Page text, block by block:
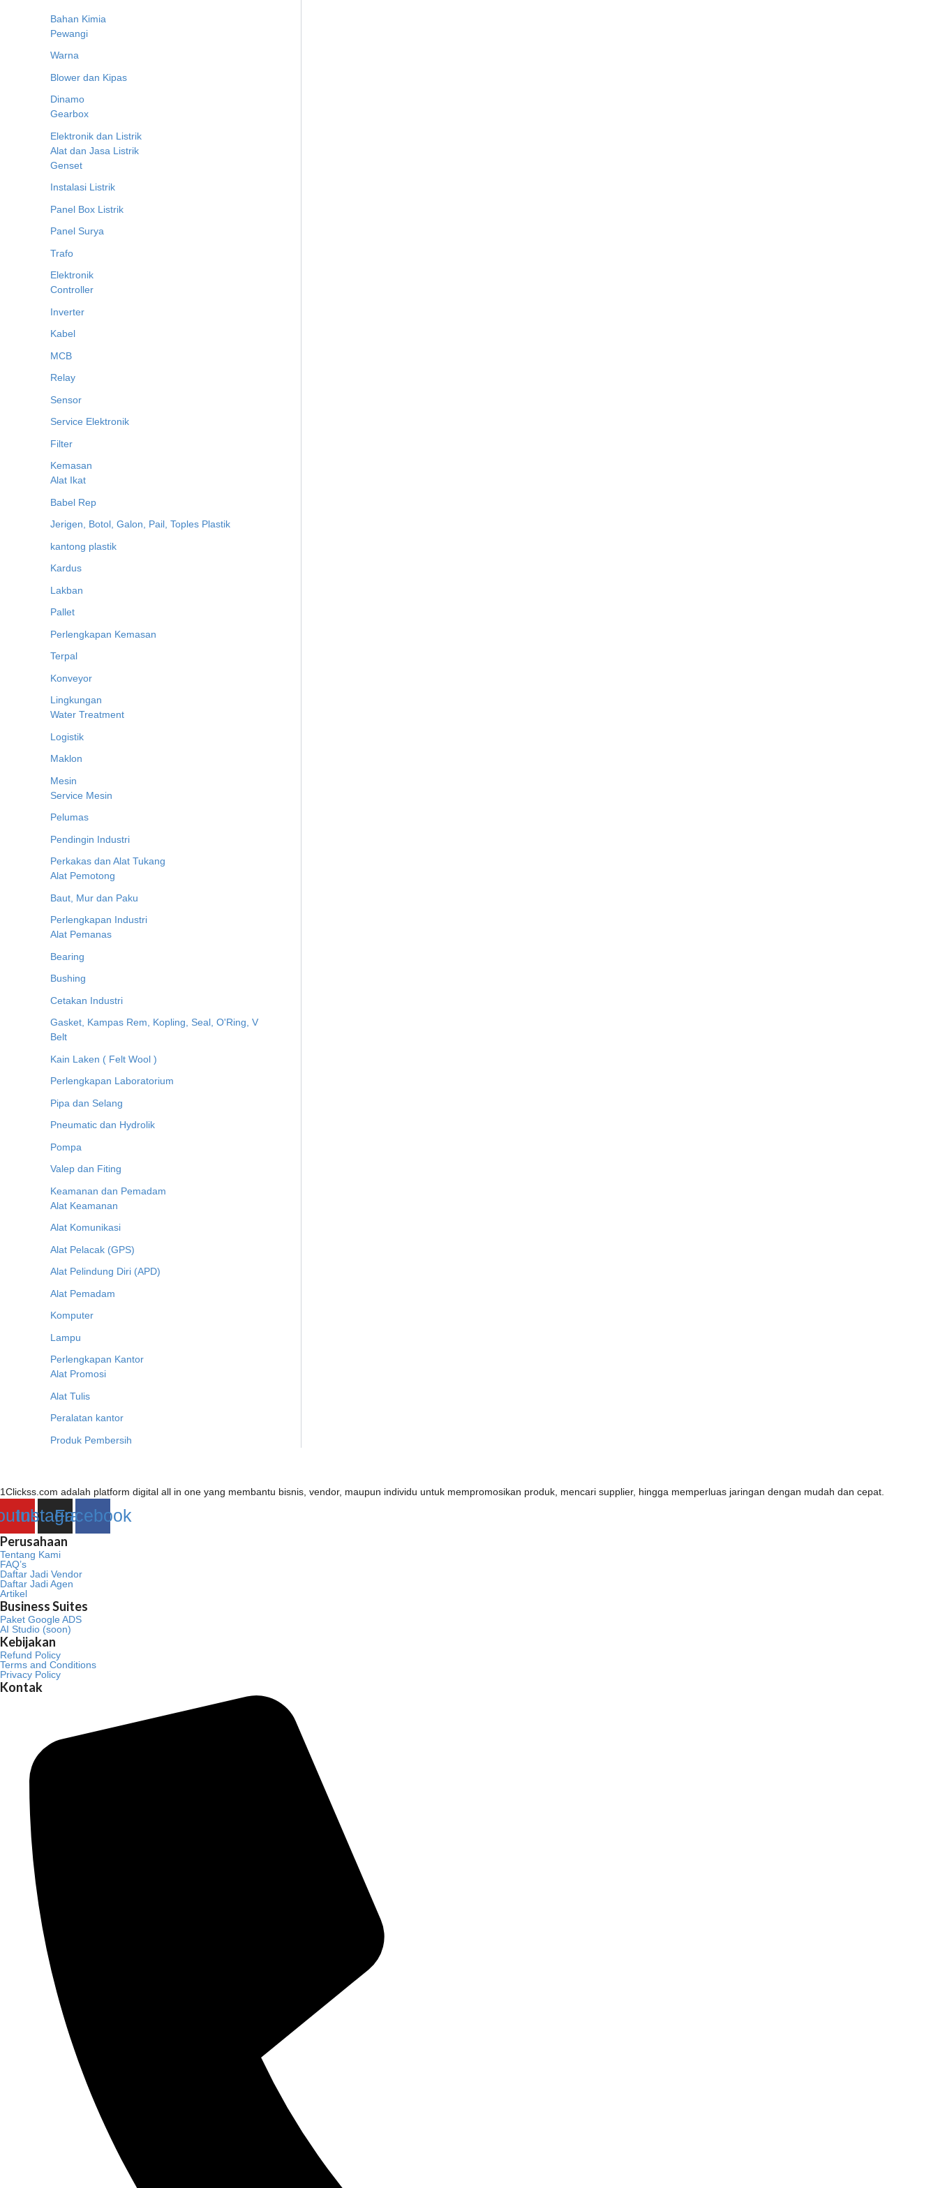
Bahan Kimia
Pewangi
Warna
Blower dan Kipas
Dinamo
Gearbox
Elektronik dan Listrik
Alat dan Jasa Listrik
Genset
Instalasi Listrik
Panel Box Listrik
Panel Surya
Trafo
Elektronik
Controller
Inverter
Kabel
MCB
Relay
Sensor
Service Elektronik
Filter
Kemasan
Alat Ikat
Babel Rep
Jerigen, Botol, Galon, Pail, Toples Plastik
kantong plastik
Kardus
Lakban
Pallet
Perlengkapan Kemasan
Terpal
Konveyor
Lingkungan
Water Treatment
Logistik
Maklon
Mesin
Service Mesin
Pelumas
Pendingin Industri
Perkakas dan Alat Tukang
Alat Pemotong
Baut, Mur dan Paku
Perlengkapan Industri
Alat Pemanas
Bearing
Bushing
Cetakan Industri
Gasket, Kampas Rem, Kopling, Seal, O'Ring, V
Belt
Kain Laken ( Felt Wool )
Perlengkapan Laboratorium
Pipa dan Selang
Pneumatic dan Hydrolik
Pompa
Valep dan Fiting
Keamanan dan Pemadam
Alat Keamanan
Alat Komunikasi
Alat Pelacak (GPS)
Alat Pelindung Diri (APD)
Alat Pemadam
Komputer
Lampu
Perlengkapan Kantor
Alat Promosi
Alat Tulis
Peralatan kantor
Produk Pembersih
1Clickss.com adalah platform digital all in one yang membantu bisnis, vendor, maupun individu untuk mempromosikan produk, mencari supplier, hingga memperluas jaringan dengan mudah dan cepat.
InstagramFacebook
Perusahaan
Tentang Kami
FAQ’s
Daftar Jadi Vendor
Daftar Jadi Agen
Artikel
Business Suites
Paket Google ADS
AI Studio (soon)
Kebijakan
Refund Policy
Terms and Conditions
Privacy Policy
Kontak